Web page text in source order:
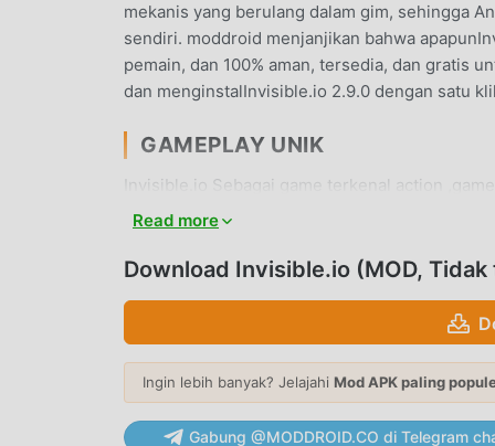
mekanis yang berulang dalam gim, sehingga
sendiri. moddroid menjanjikan bahwa
pemain, dan 100% aman, tersedia, dan gratis
dan menginstalInvisible.io 2.9.0 dengan satu
GAMEPLAY UNIK
Invisible.io Sebagai game terkenal action
penggemar di seluruh dunia. Tidak seperti
secara klasik action game Invisible.io 2.9.0.
pecinta game di seluruh dunia, tunggu apa
dengan semua mitra global menjadi bahagia
LAYAR INDAH
Seperti tradisional action game, Invisible.io
Read more
Download Invisible.io (MOD,
Ingin lebih banyak? Jelajahi Mod APK paling
Gabung @MODDROID.CO di Telegram